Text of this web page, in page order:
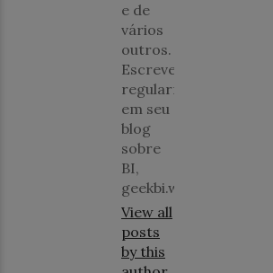
e de
vários
outros.
Escreve
regularmente
em seu
blog
sobre
BI,
geekbi.wordpress.com.
View all
posts
by this